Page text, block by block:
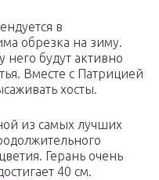
в
обрезка на зиму.
будут активно
Вместе с Патрицией
хосты.
из самых лучших
Герань очень
40 см.